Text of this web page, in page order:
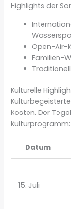
Highlights der
Open-Air-
Familien-
Kulturelle
Kosten. Der
Kulturprogramm:
Datum
15. Juli